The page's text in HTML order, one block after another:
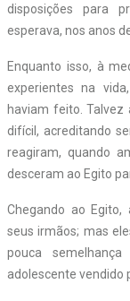
disposições para
esperava, nos anos
Enquanto isso, à
experientes na
haviam feito. Talvez
difícil, acreditando
reagiram, quando
desceram ao Egito
Chegando ao Egito,
seus irmãos; mas
pouca
adolescente vendido